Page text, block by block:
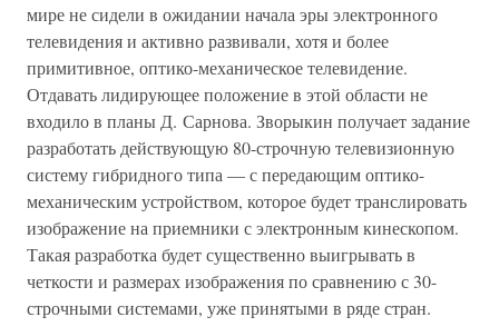
мире не сидели в ожидании начала эры электронного
телевидения и активно развивали, хотя и более
примитивное, оптико-механическое телевидение.
Отдавать лидирующее положение в этой области не
входило в планы Д. Сарнова. Зворыкин получает задание
разработать действующую 80-строчную телевизионную
систему гибридного типа — с передающим оптико-
механическим устройством, которое будет транслировать
изображение на приемники с электронным кинескопом.
Такая разработка будет существенно выигрывать в
четкости и размерах изображения по сравнению с 30-
строчными системами, уже принятыми в ряде стран.